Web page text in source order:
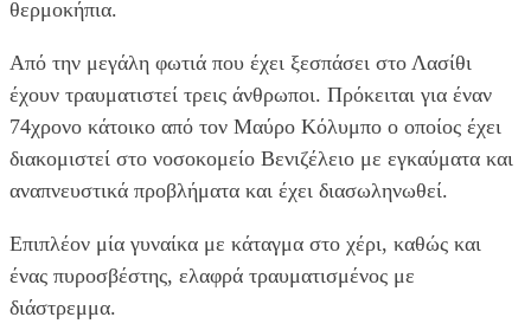
θερμοκήπια.
Από την μεγάλη φωτιά που έχει ξεσπάσει στο Λασίθι
έχουν τραυματιστεί τρεις άνθρωποι. Πρόκειται για έναν
74χρονο κάτοικο από τον Μαύρο Κόλυμπο ο οποίος έχει
διακομιστεί στο νοσοκομείο Βενιζέλειο με εγκαύματα και
αναπνευστικά προβλήματα και έχει διασωληνωθεί.
Επιπλέον μία γυναίκα με κάταγμα στο χέρι, καθώς και
ένας πυροσβέστης, ελαφρά τραυματισμένος με
διάστρεμμα.